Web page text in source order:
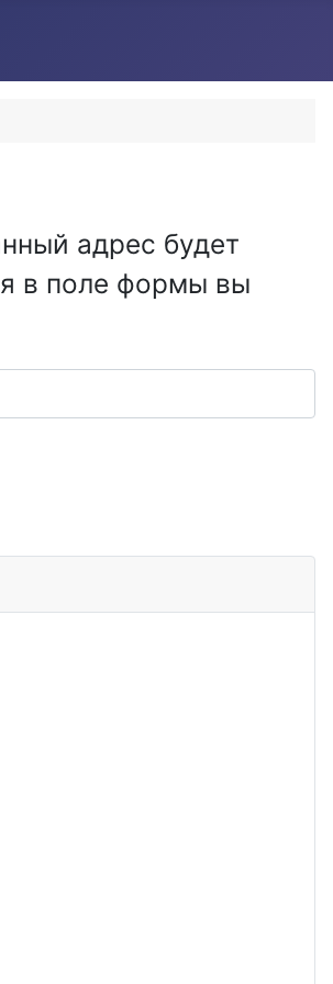
адрес будет
в поле формы вы